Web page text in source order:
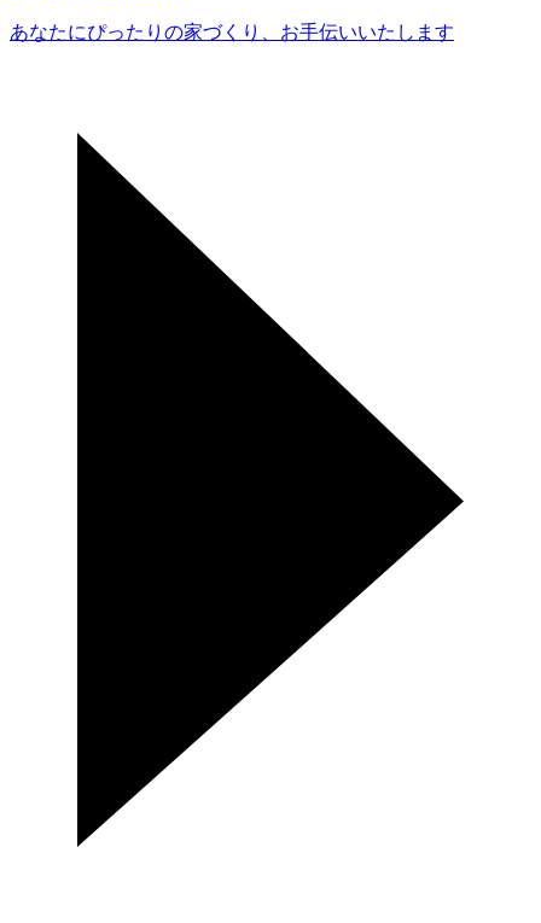
あなたにぴったりの家づくり、 お手伝いいたします